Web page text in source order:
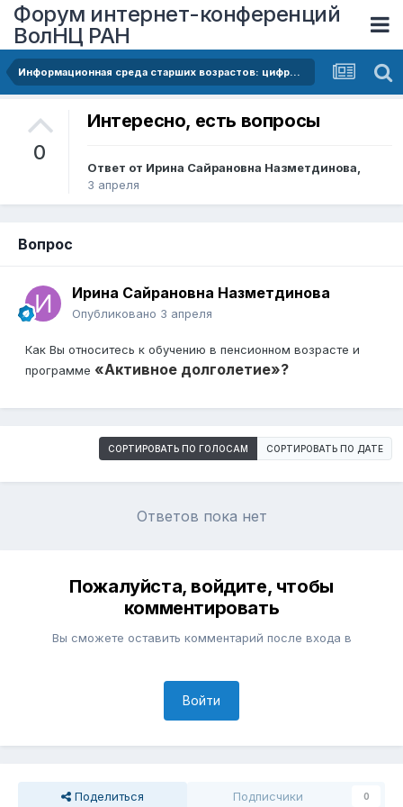
Форум интернет-конференций
ВолНЦ РАН
Информационная среда старших возрастов: цифровой разрыв и новые возможности
0
Интересно, есть вопросы
Ответ от Ирина Сайрановна Назметдинова,
3 апреля
Вопрос
Ирина Сайрановна Назметдинова
Опубликовано 3 апреля
Как Вы относитесь к обучению в пенсионном возрасте и
программе «Активное долголетие»?
СОРТИРОВАТЬ ПО ГОЛОСАМ СОРТИРОВАТЬ ПО ДАТЕ
Ответов пока нет
Пожалуйста, войдите, чтобы
комментировать
Вы сможете оставить комментарий после входа в
Войти
Поделиться Подписчики 0